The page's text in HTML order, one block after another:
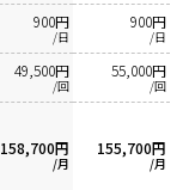
900円
/日
900円
/日
49,500円
/回
55,000円
/回
158,700円
/月
155,700円
/月